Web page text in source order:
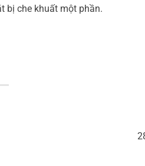
bị che khuất một phần.